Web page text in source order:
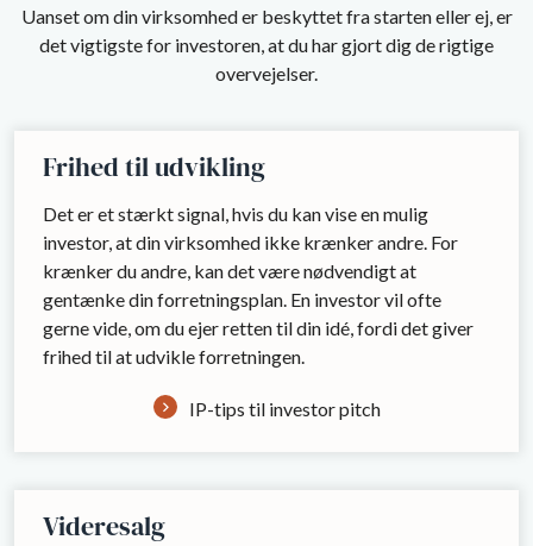
Uanset om din virksomhed er beskyttet fra starten eller ej, er
det vigtigste for investoren, at du har gjort dig de rigtige
overvejelser.
Frihed til udvikling
Det er et stærkt signal, hvis du kan vise en mulig
investor, at din virksomhed ikke krænker andre. For
krænker du andre, kan det være nødvendigt at
gentænke din forretningsplan. En investor vil ofte
gerne vide, om du ejer retten til din idé, fordi det giver
frihed til at udvikle forretningen.
IP-tips til investor pitch
Videresalg